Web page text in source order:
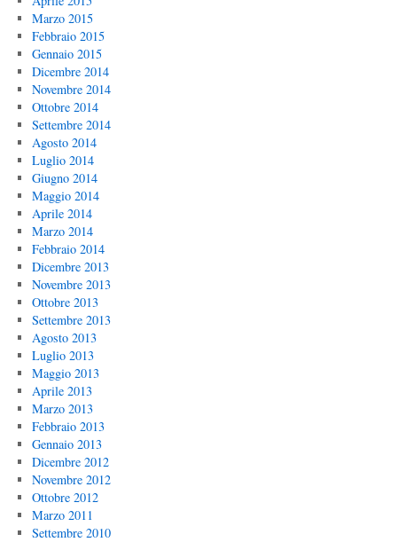
Marzo 2015
Febbraio 2015
Gennaio 2015
Dicembre 2014
Novembre 2014
Ottobre 2014
Settembre 2014
Agosto 2014
Luglio 2014
Giugno 2014
Maggio 2014
Aprile 2014
Marzo 2014
Febbraio 2014
Dicembre 2013
Novembre 2013
Ottobre 2013
Settembre 2013
Agosto 2013
Luglio 2013
Maggio 2013
Aprile 2013
Marzo 2013
Febbraio 2013
Gennaio 2013
Dicembre 2012
Novembre 2012
Ottobre 2012
Marzo 2011
Settembre 2010